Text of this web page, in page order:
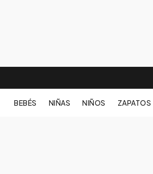
BEBÉS NIÑAS NIÑOS ZAPATOS